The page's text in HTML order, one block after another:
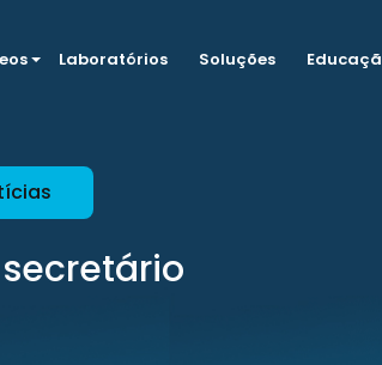
Laboratórios Soluções